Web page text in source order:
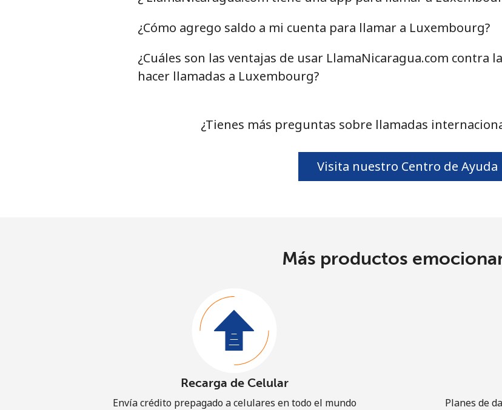
¿Cómo agrego saldo a mi cuenta para llamar a Luxembourg?
¿Cuáles son las ventajas de usar LlamaNicaragua.com contra
hacer llamadas a Luxembourg?
¿Tienes más preguntas sobre llamadas
Visita nuestro Centro de Ayuda
Más productos
Recarga de Celular
Envía crédito prepagado a celulares en todo el mundo Planes de